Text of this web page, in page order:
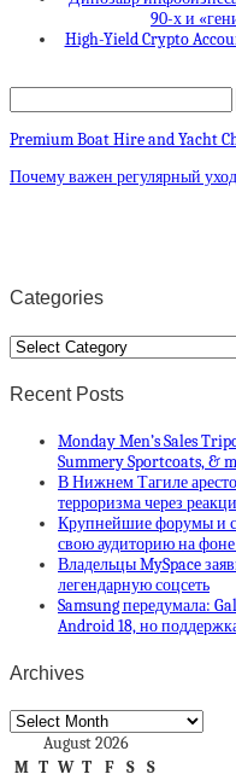
90-х и
High-Yield Crypto
Premium Boat Hire and Yacht
Почему важен регулярный
Categories
Categories
Recent Posts
Monday Men’s Sales
Summery Sportcoats, &
В Нижнем Тагиле
терроризма через
Крупнейшие форумы и
свою аудиторию на
Владельцы MySpace
легендарную соцсеть
Samsung передумала:
Android 18, но
Archives
Archives
August 2026
M T W T F S
S